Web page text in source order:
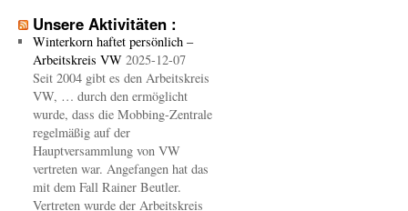
Unsere Aktivitäten :
Winterkorn haftet persönlich –
Arbeitskreis VW 2025-12-07
Seit 2004 gibt es den Arbeitskreis
VW, … durch den ermöglicht
wurde, dass die Mobbing-Zentrale
regelmäßig auf der
Hauptversammlung von VW
vertreten war. Angefangen hat das
mit dem Fall Rainer Beutler.
Vertreten wurde der Arbeitskreis